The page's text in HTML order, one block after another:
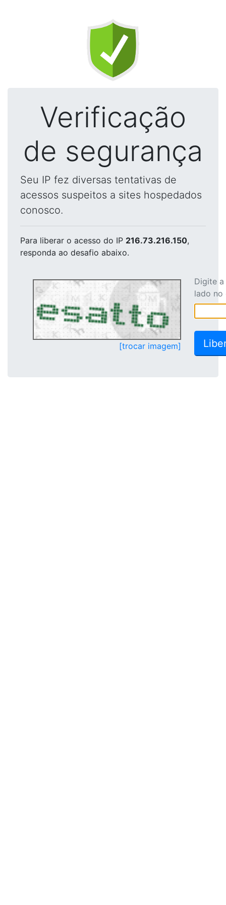
Verificação
de segurança
Seu IP fez diversas tentativas de
acessos suspeitos a sites hospedados
conosco.
Para liberar o acesso do IP 216.73.216.150,
responda ao desafio abaixo.
[trocar imagem]
Digite
lado no